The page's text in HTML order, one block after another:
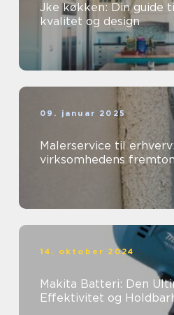
Jke køkken: Din guide
kvalitet og design
09. januar 2025
Malerservice til
virksomhedens
14. oktober 2024
Makita Batteri: Den
Effektivitet og